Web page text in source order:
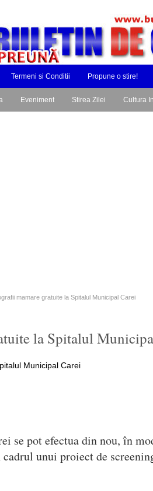
Termeni si Conditii Propune o stire!
Eveniment Stirea Zilei Cultura
mamare gratuite la Spitalul Municipal Carei
la Spitalul
se pot efectua din nou, în
unui proiect de